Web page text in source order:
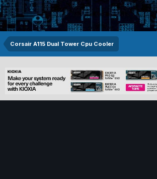
Corsair A115 Dual Tower Cpu Cooler